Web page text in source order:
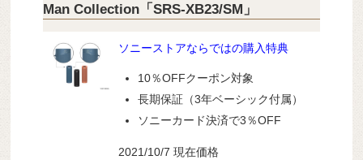
Man Collection「SRS-XB23/SM」
ソニーストアならではの購入特典
10％OFFクーポン対象
長期保証（3年ベーシック付属）
ソニーカード決済で3％OFF
2021/10/7 現在価格